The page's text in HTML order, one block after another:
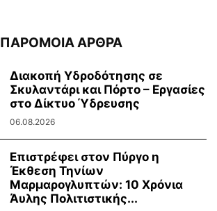
ΠΑΡΟΜΟΙΑ ΑΡΘΡΑ
Διακοπή Υδροδότησης σε
Σκυλαντάρι και Πόρτο – Εργασίες
στο Δίκτυο Ύδρευσης
06.08.2026
Επιστρέφει στον Πύργο η
Έκθεση Τηνίων
Μαρμαρογλυπτών: 10 Χρόνια
Άυλης Πολιτιστικής...